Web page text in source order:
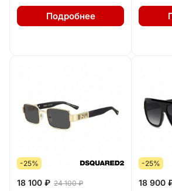
Подробнее
-25%
18 100 ₽ 24 100 ₽
-25%
18 900